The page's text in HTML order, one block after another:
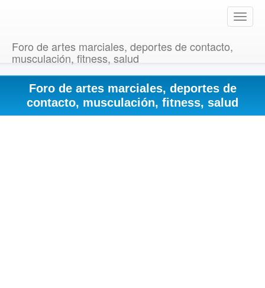
T
o
e
v
Foro de artes marciales, deportes de contacto,
musculación, fitness, salud
Foro de artes marciales, deportes de
contacto, musculación, fitness, salud